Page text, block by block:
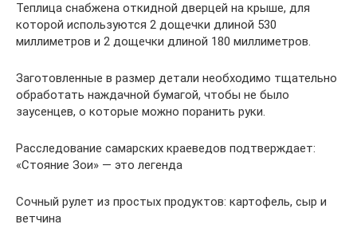
Теплица снабжена откидной дверцей на крыше, для
которой используются 2 дощечки длиной 530
миллиметров и 2 дощечки длиной 180 миллиметров.
Заготовленные в размер детали необходимо тщательно
обработать наждачной бумагой, чтобы не было
заусенцев, о которые можно поранить руки.
Расследование самарских краеведов подтверждает:
«Стояние Зои» — это легенда
Сочный рулет из простых продуктов: картофель, сыр и
ветчина